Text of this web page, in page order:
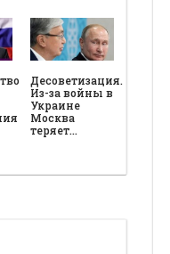
Десоветизация.
Из-за войны в
Украине
Москва
теряет…